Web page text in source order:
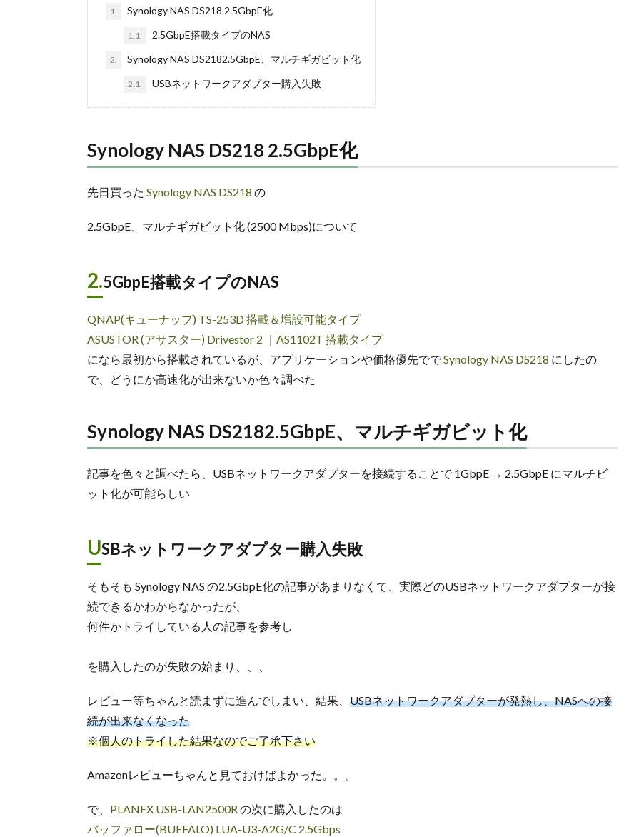
1. Synology NAS DS218 2.5GbpE化
1.1. 2.5GbpE搭載タイプのNAS
2. Synology NAS DS2182.5GbpE、マルチギガビット化
2.1. USBネットワークアダプター購入失敗
Synology NAS DS218 2.5GbpE化
先日買った Synology NAS DS218 の
2.5GbpE、マルチギガビット化 (2500 Mbps)について
2.5GbpE搭載タイプのNAS
QNAP(キューナップ) TS-253D 搭載＆増設可能タイプ
ASUSTOR (アサスター) Drivestor 2 ｜AS1102T 搭載タイプ
になら最初から搭載されているが、アプリケーションや価格優先ででSynology NAS DS218 にしたの
で、どうにか高速化が出来ないか色々調べた
Synology NAS DS2182.5GbpE、マルチギガビット化
記事を色々と調べたら、USBネットワークアダプターを接続することで 1GbpE → 2.5GbpE にマルチビ
ット化が可能らしい
USBネットワークアダプター購入失敗
そもそも Synology NAS の2.5GbpE化の記事があまりなくて、実際どのUSBネットワークアダプターが接
続できるかわからなかったが、
何件かトライしている人の記事を参考し
を購入したのが失敗の始まり、、、
レビュー等ちゃんと読まずに進んでしまい、結果、 USBネットワークアダプターが発熱し、NASへの接
続が出来なくなった
※個人のトライした結果なのでご了承下さい
Amazonレビューちゃんと見ておけばよかった。。。
で、 PLANEX USB-LAN2500Rの次に購入したのは
バッファロー(BUFFALO) LUA-U3-A2G/C 2.5Gbps